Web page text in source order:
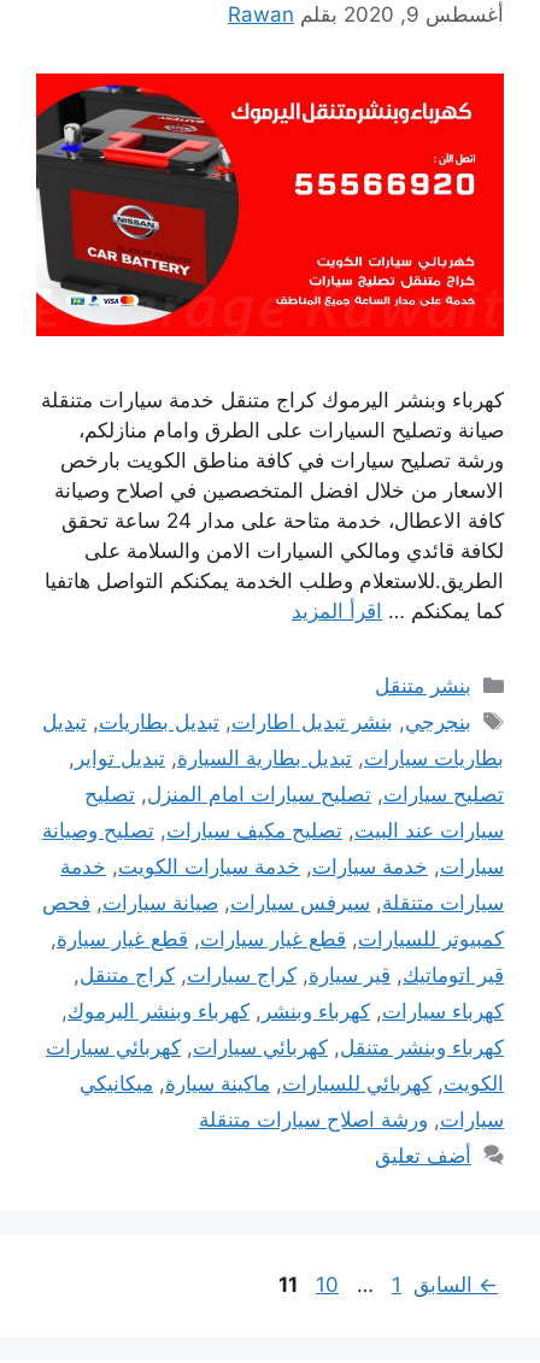
أغسطس 9, 2020 بقلم Rawan
كهرباء وبنشر اليرموك كراج متنقل خدمة سيارات متنقلة
صيانة وتصليح السيارات على الطرق وامام منازلكم،
ورشة تصليح سيارات في كافة مناطق الكويت بارخص
الاسعار من خلال افضل المتخصصين في اصلاح وصيانة
كافة الاعطال، خدمة متاحة على مدار 24 ساعة تحقق
لكافة قائدي ومالكي السيارات الامن والسلامة على
الطريق.للاستعلام وطلب الخدمة يمكنكم التواصل هاتفيا
كما يمكنكم … اقرأ المزيد
التصنيفات
بنشر متنقل
الوسوم
بنجرجي, بنشر تبديل اطارات,تبديل بطاريات,تبديل
بطاريات سيارات, تبديل بطارية السيارة, تبديل تواير ,
تصليح سيارات, تصليح سيارات امام المنزل, تصليح
سيارات عند البيت, تصليح مكيف سيارات, تصليح وصيانة
سيارات, خدمة سيارات, خدمة سيارات الكويت, خدمة
سيارات متنقلة, سيرفس سيارات, صيانة سيارات, فحص
كمبيوتر للسيارات, قطع غيار سيارات, قطع غيار سيارة,
قير اتوماتيك, قير سيارة, كراج سيارات, كراج متنقل,
كهرباء سيارات, كهرباء وبنشر , كهرباء وبنشر اليرموك,
كهرباء وبنشر متنقل, كهربائي سيارات, كهربائي سيارات
الكويت, كهربائي للسيارات, ماكينة سيارة, ميكانيكي
سيارات, ورشة اصلاح سيارات متنقلة
أضف تعليق
← السابق Page
1
…
Page
10
Page
11